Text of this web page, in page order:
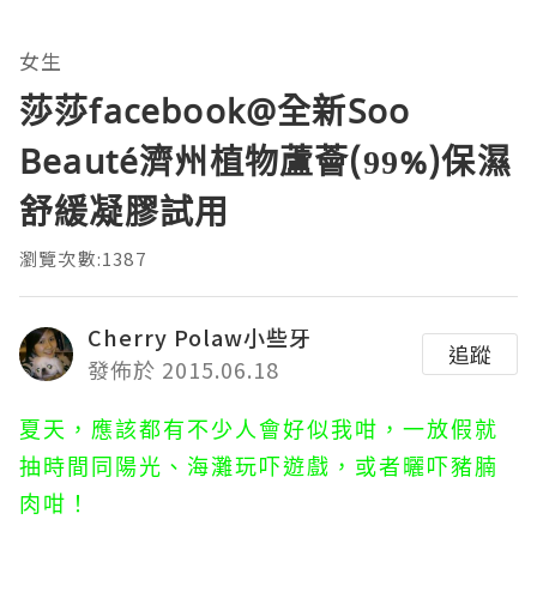
女生
莎莎facebook@全新Soo
Beauté濟州植物蘆薈(99%)保濕
舒緩凝膠試用
瀏覽次數:1387
Cherry Polaw小些牙
發佈於 2015.06.18
追蹤
夏天，應該都有不少人會好似我咁，一放假就
抽時間同陽光、海灘玩吓遊戲，或者曬吓豬腩
肉咁！